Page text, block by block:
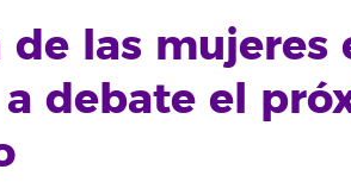
de las mujeres
debate el